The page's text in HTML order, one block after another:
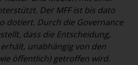
Der MFF ist bis dato
dotiert. Durch die Governance
dass die Entscheidung,
unabhängig von den
öffentlich) getroffen wird.